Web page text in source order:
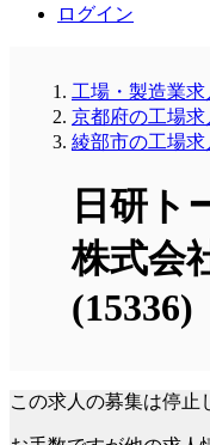
ログイン
工場・製造業求
京都府の工場求
綾部市の工場求
日研ト
株式会
(15336)
この求人の募集は停止